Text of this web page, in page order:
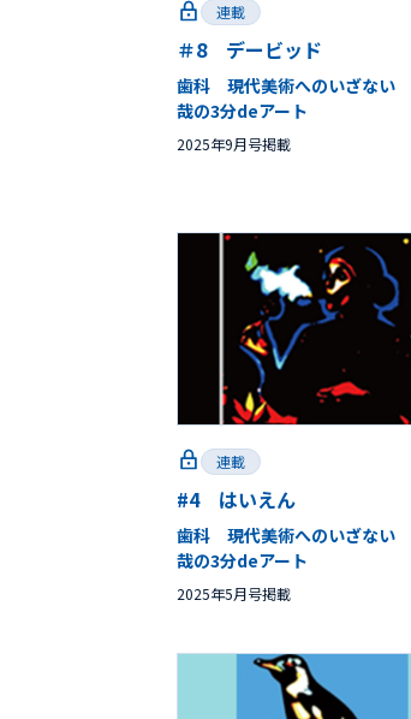
連載
＃8 デービッド
歯科 現代美術へのいざない
哉の3分deアート
2025年9月号掲載
連載
#4 はいえん
歯科 現代美術へのいざない
哉の3分deアート
2025年5月号掲載